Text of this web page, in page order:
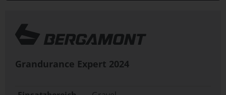
Grandurance Expert 2024